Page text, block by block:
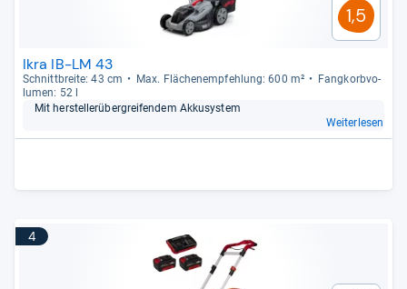
1,5
Ikra IB-LM 43
Schnitt­breite: 43 cm Max. Flä­chen­emp­feh­lung: 600 m²
Fang­korb­vo­
lu­men: 52 l
Mit her­stel­ler­über­grei­fen­dem Akku­sys­tem
Weiterlesen
4